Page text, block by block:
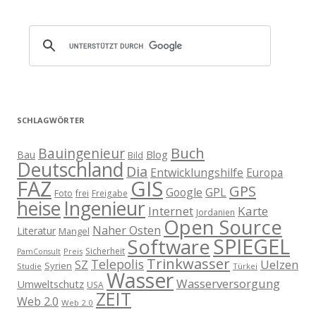
SCHLAGWÖRTER
Bau Bauingenieur Bild Blog Buch
Deutschland Dia Entwicklungshilfe Europa
FAZ Foto frei Freigabe GIS Google GPL GPS
heise Ingenieur Internet Jordanien Karte
Literatur Mangel Naher Osten Open Source
PamConsult Preis Sicherheit SoftwareSPIEGEL
Studie Syrien SZ Telepolis Trinkwasser Türkei Uelzen
Umweltschutz USA WasserWasserversorgung
Web 2.0 Web 2.0 ZEIT